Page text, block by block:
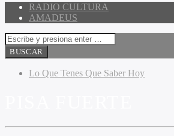
RADIO CULTURA
AMADEUS
Lo Que Tenes Que Saber Hoy